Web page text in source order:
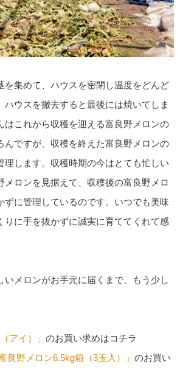
を集めて、ハウスを密閉し温度をどんど
ハウスを撤去すると最後には焼いてしま
はこれから収穫を迎える富良野メロンの
んですが、収穫を終えた富良野メロンの
理します。収穫時期の今はとても忙しい
メロンを見据えて、収穫後の富良野メロ
ずに管理しているのです。いつでも美味
りに手を抜かずに誠実に育ててくれて感
いメロンがお手元に届くまで、もう少し
アイ）」 のお買い求めはコチラ
良野メロン6.5kg箱（3玉入）」 のお買い